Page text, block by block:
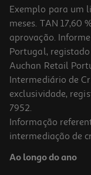
Café Latte Caramelo
3.8 €/Lt
Exemplo para um
meses. TAN 17,60
aprovação.
Portugal,
Auchan Retail
Intermediário de
exclusividade,
7952.
Informação
intermediação de
Ao longo do ano